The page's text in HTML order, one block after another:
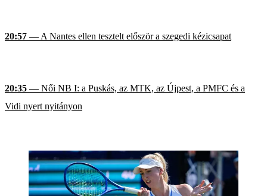
20:57 — A Nantes ellen tesztelt először a szegedi kézicsapat
20:35 — Női NB I: a Puskás, az MTK, az Újpest, a PMFC és a
Vidi nyert nyitányon